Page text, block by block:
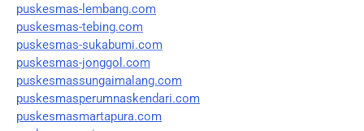
puskesmas-lembang.com
puskesmas-tebing.com
puskesmas-sukabumi.com
puskesmas-jonggol.com
puskesmassungaimalang.com
puskesmasperumnaskendari.com
puskesmasmartapura.com